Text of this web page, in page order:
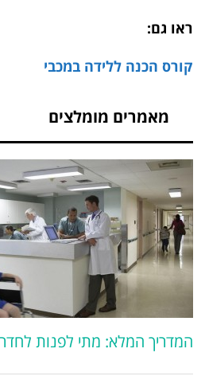
ראו גם:
קורס הכנה ללידה במכבי
מאמרים מומלצים
המדריך המלא: מתי לפנות לחדר